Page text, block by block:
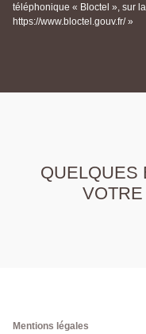
téléphonique « Bloctel », sur
https://www.bloctel.gouv.fr/ »
QUELQUES
Mentions légales